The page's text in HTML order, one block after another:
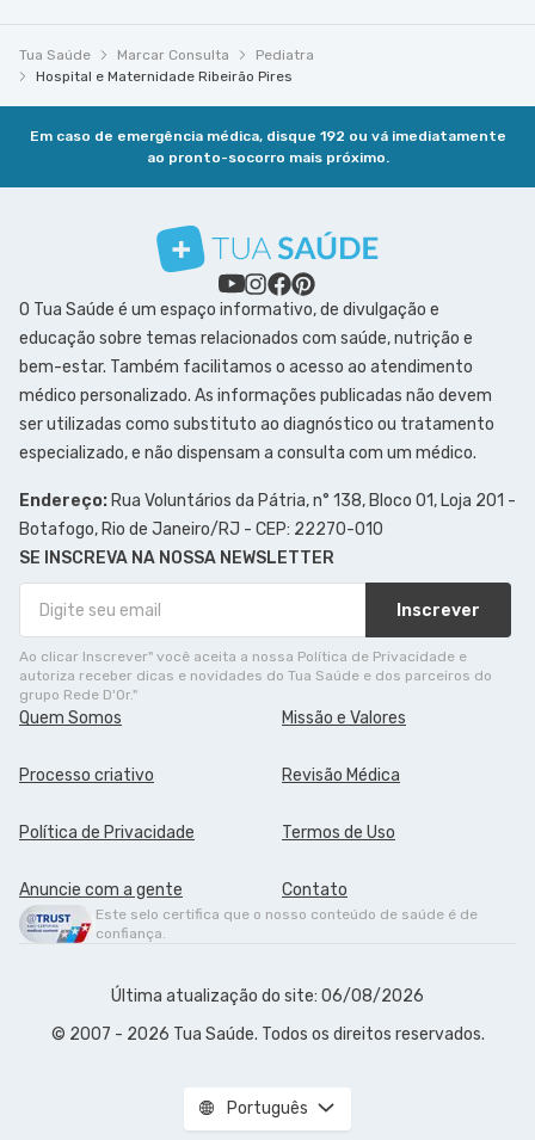
Tua Saúde Marcar Consulta
Pediatra
Hospital e Maternidade Ribeirão Pires
Em caso de emergência médica, disque 192 ou vá imediatamente
ao pronto-socorro mais próximo.
O Tua Saúde é um espaço informativo, de divulgação e
educação sobre temas relacionados com saúde, nutrição e
bem-estar. Também facilitamos o acesso ao atendimento
médico personalizado. As informações publicadas não devem
ser utilizadas como substituto ao diagnóstico ou tratamento
especializado, e não dispensam a consulta com um médico.
Endereço: Rua Voluntários da Pátria, n° 138, Bloco 01, Loja 201 -
Botafogo, Rio de Janeiro/RJ - CEP: 22270-010
SE INSCREVA NA NOSSA NEWSLETTER
Inscrever
Ao clicar Inscrever" você aceita a nossa Política de Privacidade e
autoriza receber dicas e novidades do Tua Saúde e dos parceiros do
grupo Rede D'Or."
Quem Somos Missão e Valores
Processo criativo Revisão Médica
Política de Privacidade Termos de Uso
Anuncie com a gente Contato
Este selo certifica que o nosso conteúdo de saúde é de
confiança.
Última atualização do site: 06/08/2026
© 2007 - 2026 Tua Saúde. Todos os direitos reservados.
Português